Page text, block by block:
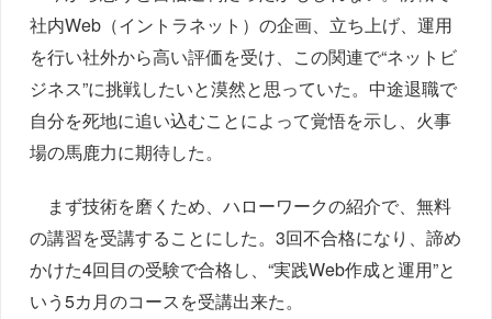
社内Web（イントラネット）の企画、立ち上げ、運用
を行い社外から高い評価を受け、この関連で“ネットビ
ジネス”に挑戦したいと漠然と思っていた。中途退職で
自分を死地に追い込むことによって覚悟を示し、火事
場の馬鹿力に期待した。
まず技術を磨くため、ハローワークの紹介で、無料
の講習を受講することにした。3回不合格になり、諦め
かけた4回目の受験で合格し、“実践Web作成と運用”と
いう5カ月のコースを受講出来た。